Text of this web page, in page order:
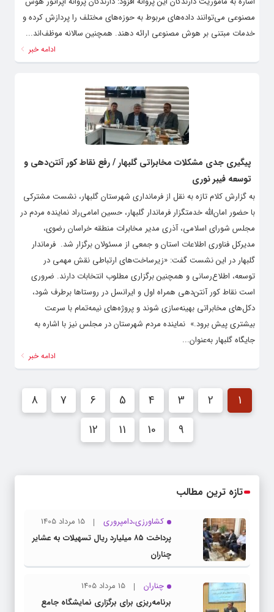
مصنوعی می‌توانند داده‌های مربوط به حوزه‌های مختلف را پردازش کرده و
خدمات مبتنی بر هوش مصنوعی ارائه دهند. همچنین سالانه موظف‌اند...
ادامه خبر
پیگیری جدی مشکلات مخابراتی گلبهار / رفع نقاط کور آنتن‌دهی و
توسعه فیبر نوری
به گزارش کلام تازه به نقل از فرمانداری شهرستان گلبهار، نشست مشترکی
با حضور امان‌الله خدمتگزار فرماندار گلبهار، حسین امامی‌راد نماینده مردم در
مجلس شورای اسلامی، آذری مدیر مخابرات منطقه خراسان رضوی،
مدیرکل فناوری اطلاعات استان و جمعی از مسئولان برگزار شد. ‌ فرماندار
گلبهار در این نشست گفت: «زیرساخت‌های ارتباطی نقش مهمی در
توسعه، اطلاع‌رسانی و همچنین برگزاری مطلوب انتخابات دارند. ضروری
است نقاط کور آنتن‌دهی همراه اول و ایرانسل در روستاها برطرف شود،
دکل‌های مخابراتی بهینه‌سازی شوند و پروژه‌های نیمه‌تمام با سرعت
بیشتری پیش برود.» ‌ نماینده مردم شهرستان در مجلس نیز با اشاره به
جایگاه گلبهار به‌عنوان...
ادامه خبر
1
2
3
4
5
6
7
8
9
10
11
12
تازه ترین مطالب
کشاورزی،دامپروری
15 مرداد 1405
پرداخت ۸۵ میلیارد ریال تسهیلات به عشایر
چناران
چناران
15 مرداد 1405
برنامه‌ریزی برای برگزاری نمایشگاه جامع